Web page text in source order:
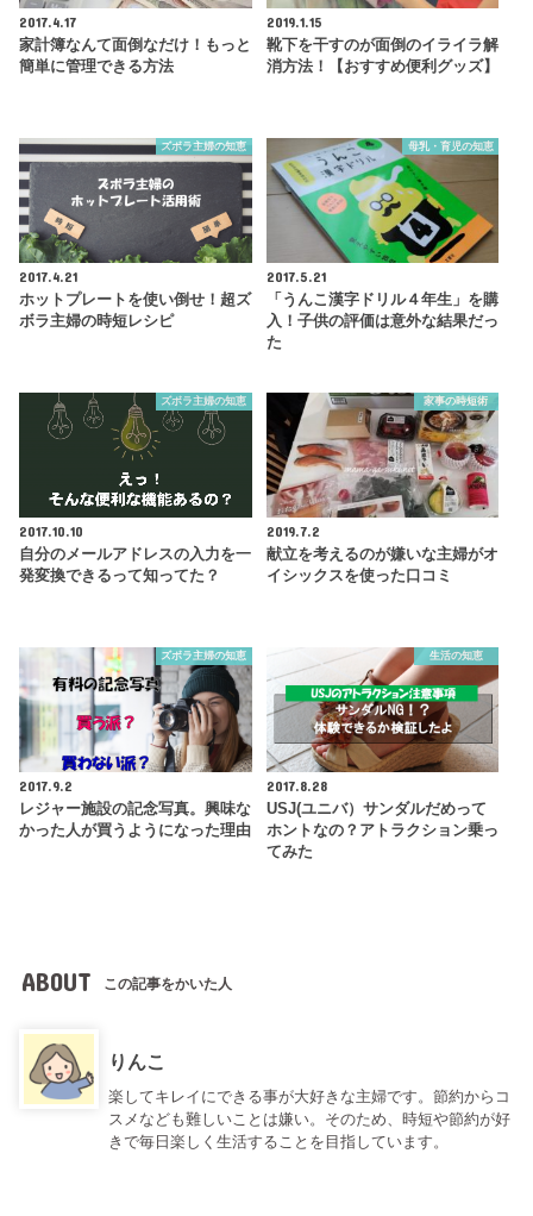
2017.4.17
家計簿なんて面倒なだけ！もっと
簡単に管理できる方法
2019.1.15
靴下を干すのが面倒のイライラ解
消方法！【おすすめ便利グッズ】
ズボラ主婦の知恵
2017.4.21
ホットプレートを使い倒せ！超ズ
ボラ主婦の時短レシピ
母乳・育児の知恵
2017.5.21
「うんこ漢字ドリル４年生」を購
入！子供の評価は意外な結果だっ
た
ズボラ主婦の知恵
2017.10.10
自分のメールアドレスの入力を一
発変換できるって知ってた？
家事の時短術
2019.7.2
献立を考えるのが嫌いな主婦がオ
イシックスを使った口コミ
ズボラ主婦の知恵
2017.9.2
レジャー施設の記念写真。興味な
かった人が買うようになった理由
生活の知恵
2017.8.28
USJ(ユニバ）サンダルだめって
ホントなの？アトラクション乗っ
てみた
ABOUT この記事をかいた人
りんこ
楽してキレイにできる事が大好きな主婦です。節約からコ
スメなども難しいことは嫌い。そのため、時短や節約が好
きで毎日楽しく生活することを目指しています。